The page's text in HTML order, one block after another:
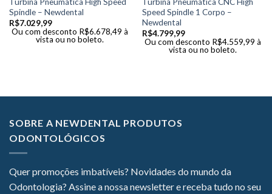
Spindle – Newdental
R$7.029,99
Ou com desconto R$6.678,49 à
vista ou no boleto.
Speed Spindle 1 Corpo –
Newdental
R$4.799,99
Ou com desconto R$4.559,99 à
vista ou no boleto.
SOBRE A NEWDENTAL PRODUTOS
ODONTOLÓGICOS
Quer promoções imbatíveis? Novidades do mundo da
Odontologia? Assine a nossa newsletter e receba tudo no seu